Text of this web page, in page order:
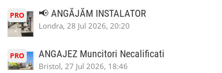
PRO 📢 ANGĂJĂM INSTALATOR
Londra, 28 Jul 2026, 20:20
PRO ANGAJEZ Muncitori Necalificati
Bristol, 27 Jul 2026, 18:46